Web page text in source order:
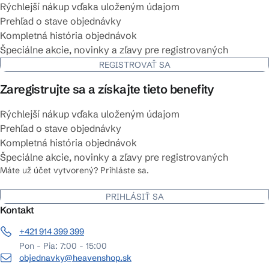
Rýchlejší nákup vďaka uloženým údajom
Prehľad o stave objednávky
Kompletná história objednávok
Špeciálne akcie, novinky a zľavy pre registrovaných
REGISTROVAŤ SA
Zaregistrujte sa a získajte tieto benefity
Rýchlejší nákup vďaka uloženým údajom
Prehľad o stave objednávky
Kompletná história objednávok
Špeciálne akcie, novinky a zľavy pre registrovaných
Máte už účet vytvorený? Prihláste sa.
PRIHLÁSIŤ SA
Kontakt
+421 914 399 399
Pon - Pia: 7:00 - 15:00
objednavky@heavenshop.sk